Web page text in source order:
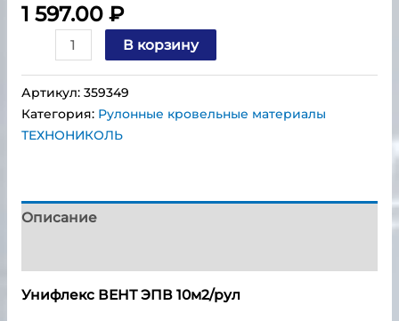
1 597.00 ₽
В корзину
Артикул: 359349
Категория: Рулонные кровельные материалы
ТЕХНОНИКОЛЬ
Описание
Унифлекс ВЕНТ ЭПВ 10м2/рул